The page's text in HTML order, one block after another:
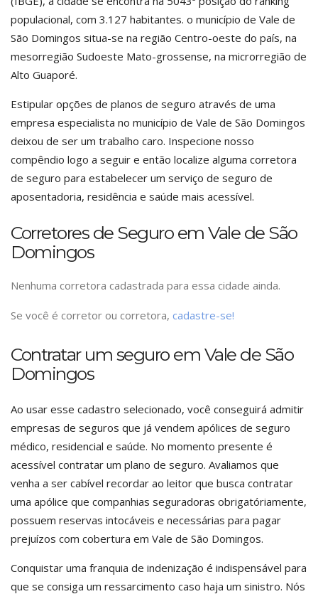
populacional, com 3.127 habitantes. o município de Vale de
São Domingos situa-se na região Centro-oeste do país, na
mesorregião Sudoeste Mato-grossense, na microrregião de
Alto Guaporé.
Estipular opções de planos de seguro através de uma
empresa especialista no município de Vale de São Domingos
deixou de ser um trabalho caro. Inspecione nosso
compêndio logo a seguir e então localize alguma corretora
de seguro para estabelecer um serviço de seguro de
aposentadoria, residência e saúde mais acessível.
Corretores de Seguro em Vale de São
Domingos
Nenhuma corretora cadastrada para essa cidade ainda.
Se você é corretor ou corretora, cadastre-se!
Contratar um seguro em Vale de São
Domingos
Ao usar esse cadastro selecionado, você conseguirá admitir
empresas de seguros que já vendem apólices de seguro
médico, residencial e saúde. No momento presente é
acessível contratar um plano de seguro. Avaliamos que
venha a ser cabível recordar ao leitor que busca contratar
uma apólice que companhias seguradoras obrigatóriamente,
possuem reservas intocáveis e necessárias para pagar
prejuízos com cobertura em Vale de São Domingos.
Conquistar uma franquia de indenização é indispensável para
que se consiga um ressarcimento caso haja um sinistro. Nós